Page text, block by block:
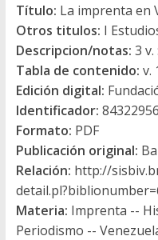
Título: La imprenta en
Otros titulos: I
Descripcion/notas: 3
Tabla de contenido: v.
Edición digital:
Identificador:
Formato: PDF
Publicación original:
Relación: http://
Materia: Imprenta --
Periodismo --